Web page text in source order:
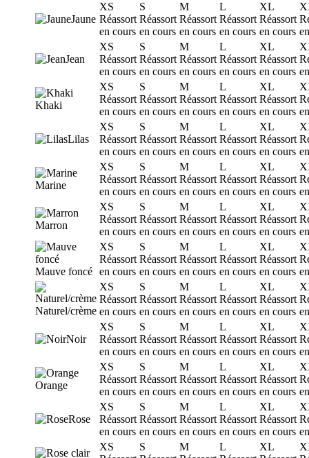
Jaune
XS
Réassort
en cours
S
Réassort
en cours
M
Réassort
en cours
L
Réassort
en cours
XL
Réassort
en cours
Jean
XS
Réassort
en cours
S
Réassort
en cours
M
Réassort
en cours
L
Réassort
en cours
XL
Réassort
en cours
Khaki
XS
Réassort
en cours
S
Réassort
en cours
M
Réassort
en cours
L
Réassort
en cours
XL
Réassort
en cours
Lilas
XS
Réassort
en cours
S
Réassort
en cours
M
Réassort
en cours
L
Réassort
en cours
XL
Réassort
en cours
Marine
XS
Réassort
en cours
S
Réassort
en cours
M
Réassort
en cours
L
Réassort
en cours
XL
Réassort
en cours
Marron
XS
Réassort
en cours
S
Réassort
en cours
M
Réassort
en cours
L
Réassort
en cours
XL
Réassort
en cours
Mauve foncé
XS
Réassort
en cours
S
Réassort
en cours
M
Réassort
en cours
L
Réassort
en cours
XL
Réassort
en cours
Naturel/crème
XS
Réassort
en cours
S
Réassort
en cours
M
Réassort
en cours
L
Réassort
en cours
XL
Réassort
en cours
Noir
XS
Réassort
en cours
S
Réassort
en cours
M
Réassort
en cours
L
Réassort
en cours
XL
Réassort
en cours
Orange
XS
Réassort
en cours
S
Réassort
en cours
M
Réassort
en cours
L
Réassort
en cours
XL
Réassort
en cours
Rose
XS
Réassort
en cours
S
Réassort
en cours
M
Réassort
en cours
L
Réassort
en cours
XL
Réassort
en cours
XS
S
M
L
XL